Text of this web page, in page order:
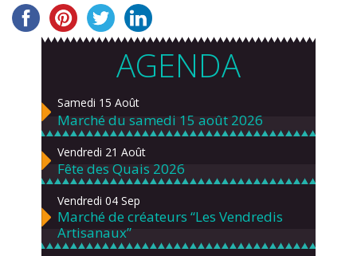
AGENDA
Samedi 15 Août
Marché du samedi 15 août 2026
Vendredi 21 Août
Fête des Quais 2026
Vendredi 04 Sep
Marché de créateurs “Les Vendredis
Artisanaux”